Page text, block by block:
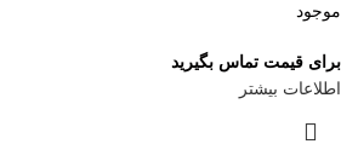
موجود
برای قیمت تماس بگیرید
اطلاعات بیشتر